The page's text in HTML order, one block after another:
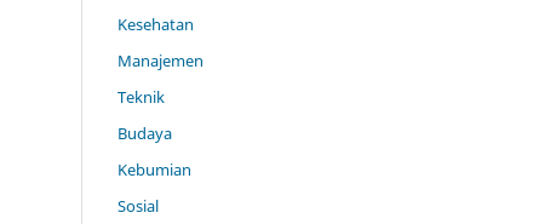
Kesehatan
Manajemen
Teknik
Budaya
Kebumian
Sosial